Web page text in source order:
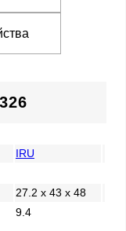
IRU
27.2 x 43 x 48
9.4